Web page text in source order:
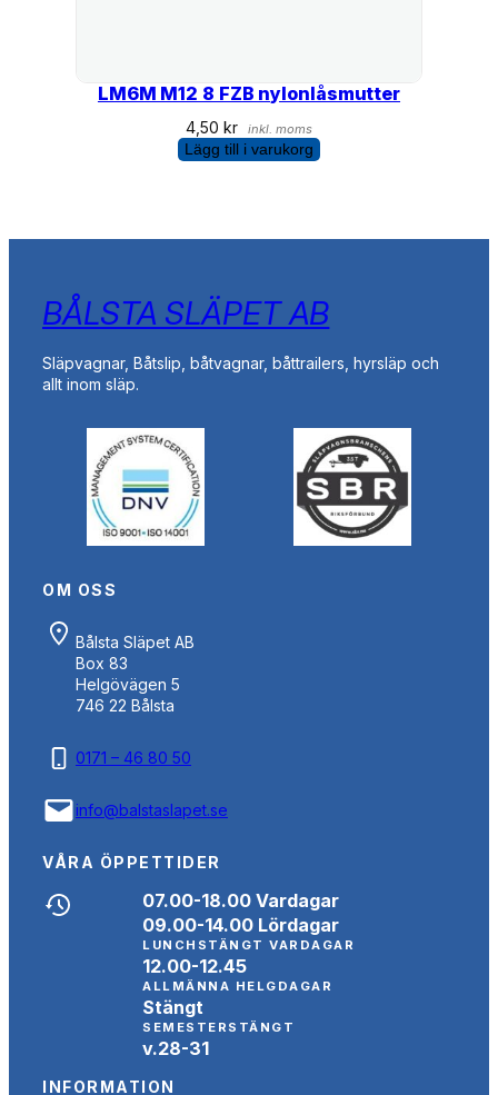
LM6M M12 8 FZB nylonlåsmutter
4,50kr inkl. moms
Lägg till i varukorg
BÅLSTA SLÄPET AB
Släpvagnar, Båtslip, båtvagnar, båttrailers, hyrsläp och
allt inom släp.
OM OSS
Bålsta Släpet AB
Box 83
Helgövägen 5
746 22 Bålsta
0171 – 46 80 50
info@balstaslapet.se
VÅRA ÖPPETTIDER
07.00-18.00 Vardagar
09.00-14.00 Lördagar
LUNCHSTÄNGT VARDAGAR
12.00-12.45
ALLMÄNNA HELGDAGAR
Stängt
SEMESTERSTÄNGT
v.28-31
INFORMATION